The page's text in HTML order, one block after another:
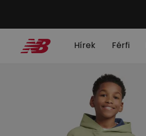
Hírek Férfi